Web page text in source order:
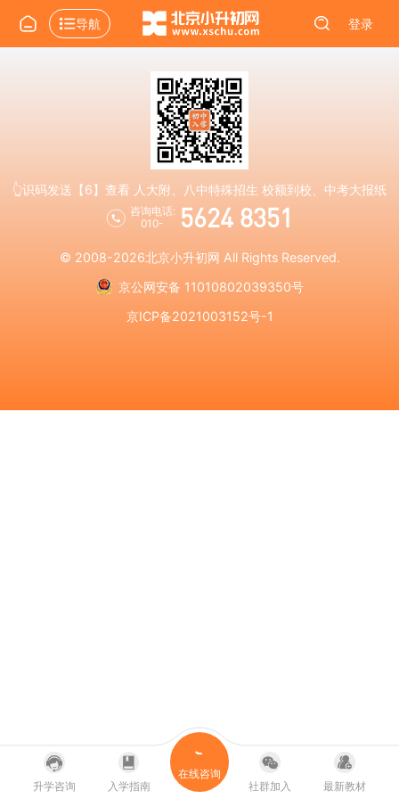
导航 登录
👆识码发送【6】查看 人大附、八中特殊招生 校额到校、中考大报纸
咨询电话:
010-
5624 8351
© 2008-2026北京小升初网 All Rights Reserved.
京公网安备 11010802039350号
京ICP备2021003152号-1
升学咨询 入学指南
在线咨询
社群加入
最新教材